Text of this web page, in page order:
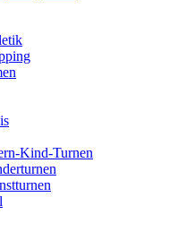
Kind-Turnen